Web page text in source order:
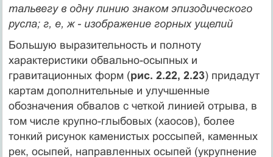
тальвегу в одну линию знаком эпизодического
русла; г, е, ж - изображение горных ущелий
Большую выразительность и полноту
характеристики обвально-осыпных и
гравитационных форм (рис. 2.22, 2.23) придадут
картам дополнительные и улучшенные
обозначения обвалов с четкой линией отрыва, в
том числе крупно-глыбовых (хаосов), более
тонкий рисунок каменистых россыпей, каменных
рек, осыпей, направленных осыпей (укрупнение